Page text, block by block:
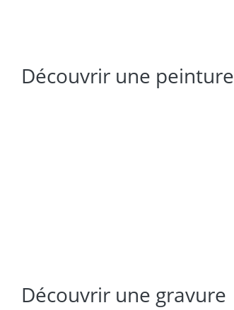
Découvrir une peinture
Découvrir une gravure